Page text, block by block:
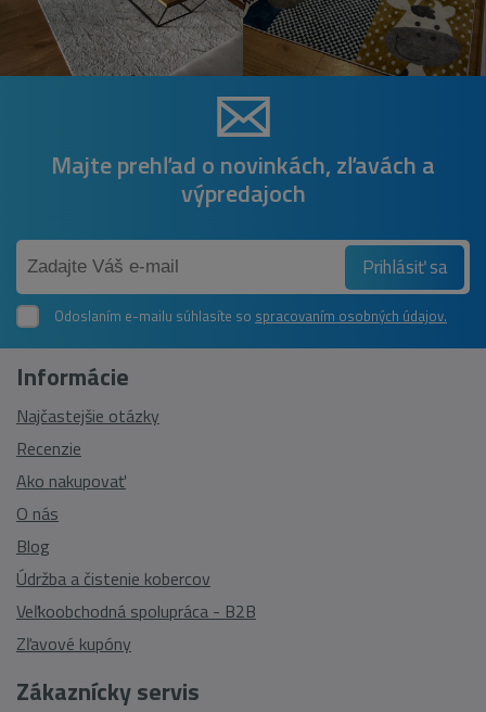
Majte prehľad o novinkách, zľavách a
výpredajoch
Prihlásiť sa
Odoslaním e-mailu súhlasíte so spracovaním osobných údajov.
Zákaznícky servis
Informácie
Najčastejšie otázky
Recenzie
Ako nakupovať
O nás
Blog
Údržba a čistenie kobercov
Veľkoobchodná spolupráca - B2B
Zľavové kupóny